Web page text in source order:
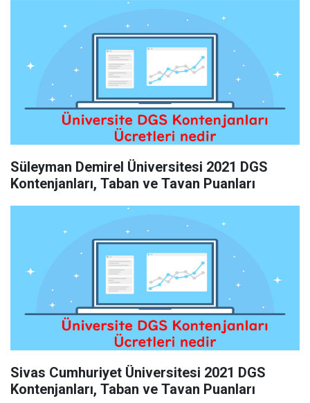
Süleyman Demirel Üniversitesi 2021 DGS
Kontenjanları, Taban ve Tavan Puanları
Sivas Cumhuriyet Üniversitesi 2021 DGS
Kontenjanları, Taban ve Tavan Puanları